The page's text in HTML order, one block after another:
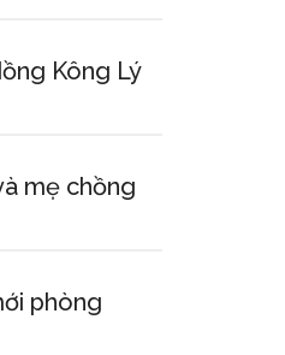
Kông Lý
mẹ chồng
phòng